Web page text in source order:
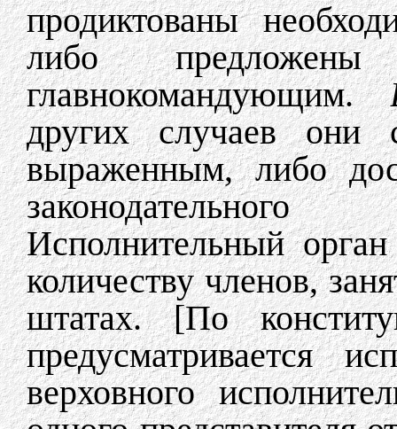
продиктованы
либо
главнокомандующим.
других случаев они
выраженным, либо
Исполнительный
количеству членов,
штатах. [По
предусматривается
верховного